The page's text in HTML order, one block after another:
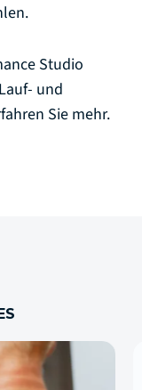
Studio
und
Sie mehr.